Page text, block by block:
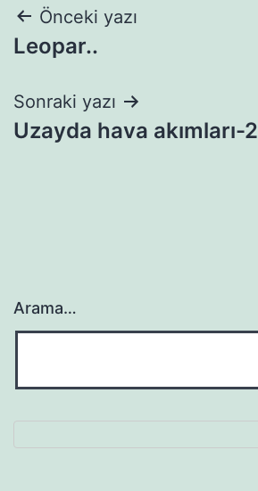
Yazı
gezinmesi
Önceki yazı
Leopar..
Sonraki yazı
Uzayda hava akımları-2
Arama…